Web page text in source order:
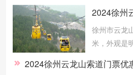
2024徐州
徐州市云龙
米，外观是
道门票优惠
2024徐州云龙山索道门票优